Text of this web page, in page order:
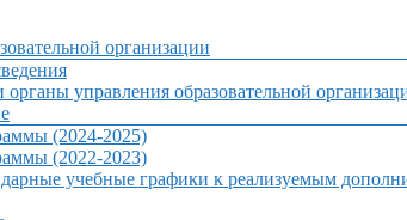
организации
органы управления образовательной
(2024-2025)
(2022-2023)
учебные графики к реализуемым